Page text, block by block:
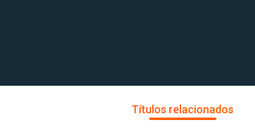
Títulos relacionados